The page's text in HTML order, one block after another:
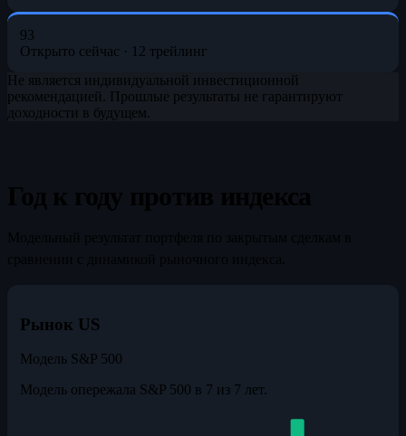
93
Открыто сейчас · 12 трейлинг
Не является индивидуальной инвестиционной
рекомендацией. Прошлые результаты не гарантируют
доходности в будущем.
Рынок US
Модель S&P 500
Модель опережала S&P 500 в 7 из 7 лет.